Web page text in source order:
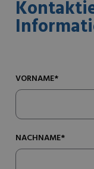
VORNAME*
NACHNAME*